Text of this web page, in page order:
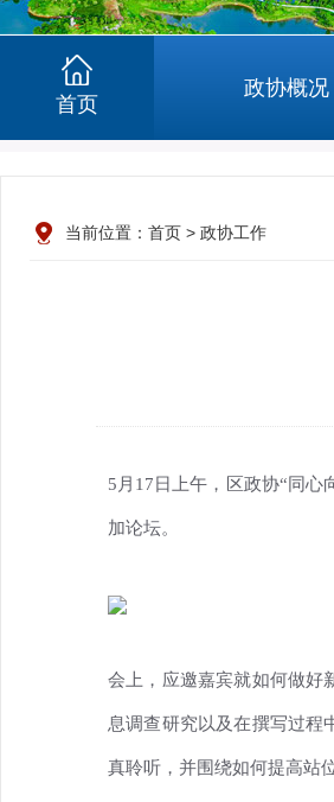
首页
政协概况
当前位置： 首页 > 政协工作
5月17日上午，区政协“同
加论坛。
会上，应邀嘉宾就如何做好
息调查研究以及在撰写过程
真聆听，并围绕如何提高站